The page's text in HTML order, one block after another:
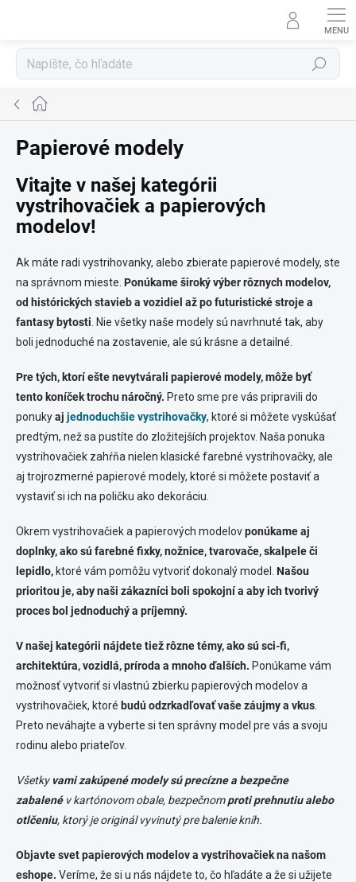
Hľadať
Domov
Papierové modely
Vitajte v našej kategórii
vystrihovačiek a papierových
modelov!
Ak máte radi vystrihovanky, alebo zbierate papierové modely, ste
na správnom mieste. Ponúkame široký výber rôznych modelov,
od histórických stavieb a vozidiel až po futuristické stroje a
fantasy bytosti . Nie všetky naše modely sú navrhnuté tak, aby
boli jednoduché na zostavenie, ale sú krásne a detailné.
Pre tých, ktorí ešte nevytvárali papierové modely, môže byť
tento koníček trochu náročný. Preto sme pre vás pripravili do
ponukyaj jednoduchšie vystrihovačky, ktoré si môžete vyskúšať
predtým, než sa pustíte do zložitejších projektov. Naša ponuka
vystrihovačiek zahŕňa nielen klasické farebné vystrihovačky, ale
aj trojrozmerné papierové modely, ktoré si môžete postaviť a
vystaviť si ich na poličku ako dekoráciu.
Okrem vystrihovačiek a papierových modelovponúkame aj
doplnky, ako sú farebné fixky, nožnice, tvarovače, skalpele či
lepidlo, ktoré vám pomôžu vytvoriť dokonalý model. Našou
prioritou je, aby naši zákazníci boli spokojní a aby ich tvorivý
proces bol jednoduchý a príjemný.
V našej kategórii nájdete tiež rôzne témy, ako sú sci-fi,
architektúra, vozidlá, príroda a mnoho ďalších. Ponúkame vám
možnosť vytvoriť si vlastnú zbierku papierových modelov a
vystrihovačiek, ktoré budú odzrkadľovať vaše záujmy a vkus
Preto neváhajte a vyberte si ten správny model pre vás a svoju
rodinu alebo priateľov.
Všetky vami zakúpené modely sú precízne a bezpečne
zabalenév kartónovom obale, bezpečnomproti prehnutiu alebo
otlčeniu, ktorý je originál vyvinutý pre balenie kníh.
Objavte svet papierových modelov a vystrihovačiek na našom
eshope. Veríme, že si u nás nájdete to, čo hľadáte a že si užijete